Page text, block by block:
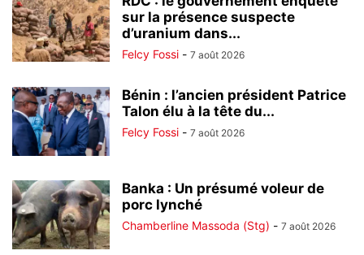
sur la présence suspecte
d’uranium dans...
Felcy Fossi - 7 août 2026
Bénin : l’ancien président Patrice
Talon élu à la tête du...
Felcy Fossi - 7 août 2026
Banka : Un présumé voleur de
porc lynché
Chamberline Massoda (Stg) - 7 août 2026